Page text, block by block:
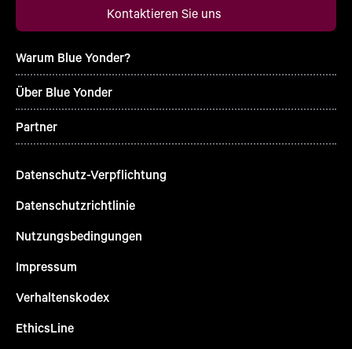
Kontaktieren Sie uns
Warum Blue Yonder?
Über Blue Yonder
Partner
Datenschutz-Verpflichtung
Datenschutzrichtlinie
Nutzungsbedingungen
Impressum
Verhaltenskodex
EthicsLine